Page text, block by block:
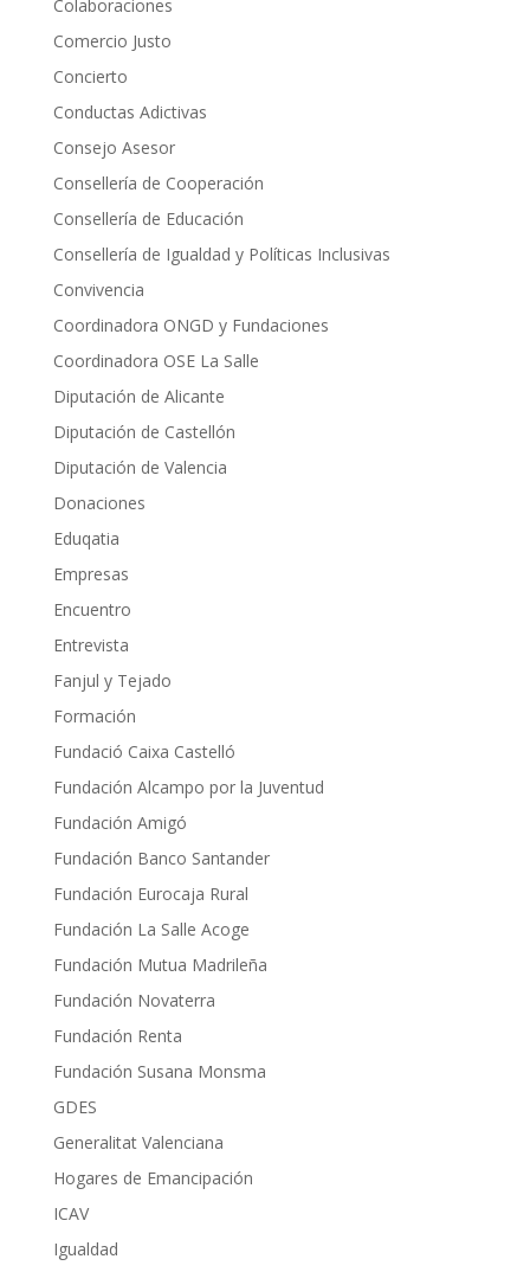
Colaboraciones
Comercio Justo
Concierto
Conductas Adictivas
Consejo Asesor
Consellería de Cooperación
Consellería de Educación
Consellería de Igualdad y Políticas Inclusivas
Convivencia
Coordinadora ONGD y Fundaciones
Coordinadora OSE La Salle
Diputación de Alicante
Diputación de Castellón
Diputación de Valencia
Donaciones
Eduqatia
Empresas
Encuentro
Entrevista
Fanjul y Tejado
Formación
Fundació Caixa Castelló
Fundación Alcampo por la Juventud
Fundación Amigó
Fundación Banco Santander
Fundación Eurocaja Rural
Fundación La Salle Acoge
Fundación Mutua Madrileña
Fundación Novaterra
Fundación Renta
Fundación Susana Monsma
GDES
Generalitat Valenciana
Hogares de Emancipación
ICAV
Igualdad